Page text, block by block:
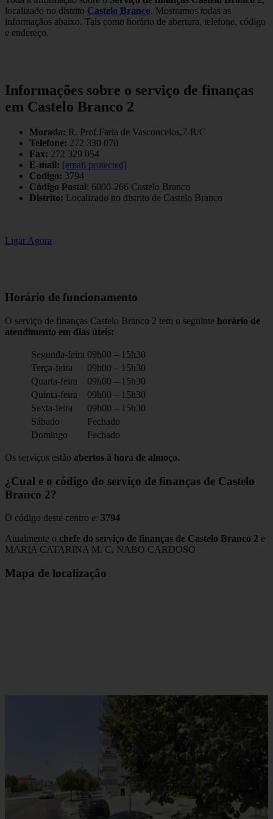
localizado no distrito Castelo Branco. Mostramos todas as
informaçãos abaixo. Tais como horário de abertura, telefone, código
e endereço.
Informações sobre o serviço de finanças
em Castelo Branco 2
Morada: R. Prof.Faria de Vasconcelos,7-R/C
Telefone: 272 330 070
Fax: 272 329 054
E-mail: [email protected]
Codigo: 3794
Código Postal: 6000-266 Castelo Branco
Distrito: Localizado no distrito de Castelo Branco
Ligar Agora
Horário de funcionamento
O serviço de finanças Castelo Branco 2 tem o seguinte horário de
atendimento em dias úteis:
Segunda-feira 09h00 – 15h30
Terça-feira
09h00 – 15h30
Quarta-feira
09h00 – 15h30
Quinta-feira
09h00 – 15h30
Sexta-feira
09h00 – 15h30
Sábado
Fechado
Domingo
Fechado
Os serviços estão abertos à hora de almoço.
¿Cual e o código do serviço de finanças de Castelo
Branco 2?
O código deste centro e: 3794
Atualmente o chefe do serviço de finanças de Castelo Branco 2 e
MARIA CATARINA M. C. NABO CARDOSO
Mapa de localização